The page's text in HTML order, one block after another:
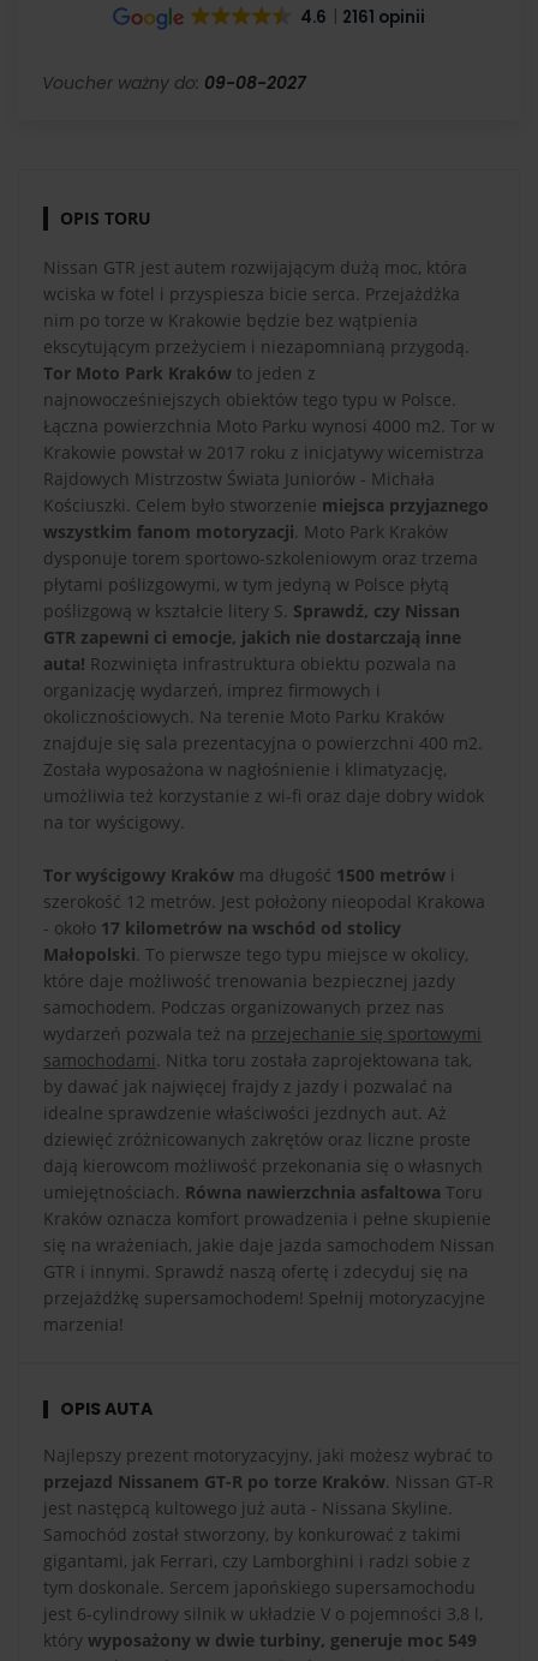
4.6 2161 opinii
Voucher ważny do: 09-08-2027
OPIS TORU
Nissan GTR jest autem rozwijającym dużą moc, która
wciska w fotel i przyspiesza bicie serca. Przejażdżka
nim po torze w Krakowie będzie bez wątpienia
ekscytującym przeżyciem i niezapomnianą przygodą.
Tor Moto Park Kraków to jeden z
najnowocześniejszych obiektów tego typu w Polsce.
Łączna powierzchnia Moto Parku wynosi 4000 m2. Tor w
Krakowie powstał w 2017 roku z inicjatywy wicemistrza
Rajdowych Mistrzostw Świata Juniorów - Michała
Kościuszki. Celem było stworzenie miejsca przyjaznego
wszystkim fanom motoryzacji. Moto Park Kraków
dysponuje torem sportowo-szkoleniowym oraz trzema
płytami poślizgowymi, w tym jedyną w Polsce płytą
poślizgową w kształcie litery S. Sprawdź, czy Nissan
GTR zapewni ci emocje, jakich nie dostarczają inne
auta! Rozwinięta infrastruktura obiektu pozwala na
organizację wydarzeń, imprez firmowych i
okolicznościowych. Na terenie Moto Parku Kraków
znajduje się sala prezentacyjna o powierzchni 400 m2.
Została wyposażona w nagłośnienie i klimatyzację,
umożliwia też korzystanie z wi-fi oraz daje dobry widok
na tor wyścigowy.
Tor wyścigowy Kraków ma długość 1500 metrów i
szerokość 12 metrów. Jest położony nieopodal Krakowa
- około 17 kilometrów na wschód od stolicy
Małopolski. To pierwsze tego typu miejsce w okolicy,
które daje możliwość trenowania bezpiecznej jazdy
samochodem. Podczas organizowanych przez nas
wydarzeń pozwala też na przejechanie się sportowymi
samochodami. Nitka toru została zaprojektowana tak,
by dawać jak najwięcej frajdy z jazdy i pozwalać na
idealne sprawdzenie właściwości jezdnych aut. Aż
dziewięć zróżnicowanych zakrętów oraz liczne proste
dają kierowcom możliwość przekonania się o własnych
umiejętnościach. Równa nawierzchnia asfaltowa Toru
Kraków oznacza komfort prowadzenia i pełne skupienie
się na wrażeniach, jakie daje jazda samochodem Nissan
GTR i innymi. Sprawdź naszą ofertę i zdecyduj się na
przejażdżkę supersamochodem! Spełnij motoryzacyjne
marzenia!
OPIS AUTA
Najlepszy prezent motoryzacyjny, jaki możesz wybrać to
przejazd Nissanem GT-R po torze Kraków. Nissan GT-R
jest następcą kultowego już auta - Nissana Skyline.
Samochód został stworzony, by konkurować z takimi
gigantami, jak Ferrari, czy Lamborghini i radzi sobie z
tym doskonale. Sercem japońskiego supersamochodu
jest 6-cylindrowy silnik w układzie V o pojemności 3,8 l,
który wyposażony w dwie turbiny, generuje moc 549